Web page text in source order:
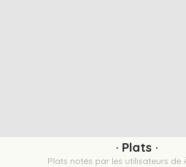
· Plats ·
Plats notés par les utilisateurs de